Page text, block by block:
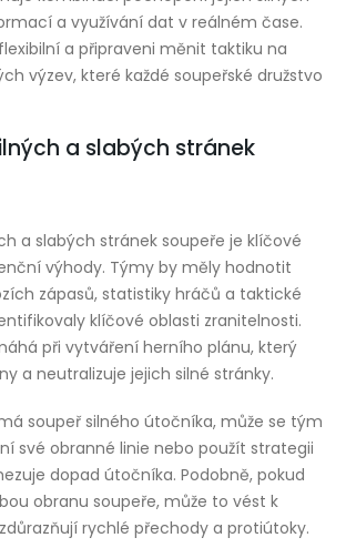
a využívání dat v reálném čase.
a připraveni měnit taktiku na
výzev, které každé soupeřské družstvo
a slabých stránek
a slabých stránek soupeře je klíčové
výhody. Týmy by měly hodnotit
zápasů, statistiky hráčů a taktické
klíčové oblasti zranitelnosti.
při vytváření herního plánu, který
a neutralizuje jejich silné stránky.
soupeř silného útočníka, může se tým
své obranné linie nebo použít strategii
dopad útočníka. Podobně, pokud
obranu soupeře, může to vést k
rychlé přechody a protiútoky.